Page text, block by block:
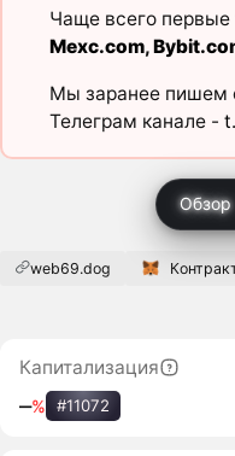
Чаще всего первые
Mexc.com,
Мы заранее пишем
Телеграм канале -
Обзор
web69.dog
Капитализация
‒% #11072